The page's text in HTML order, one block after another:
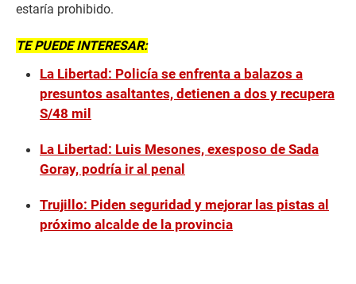
estaría prohibido.
TE PUEDE INTERESAR:
La Libertad: Policía se enfrenta a balazos a
presuntos asaltantes, detienen a dos y recupera
S/48 mil
La Libertad: Luis Mesones, exesposo de Sada
Goray, podría ir al penal
Trujillo: Piden seguridad y mejorar las pistas al
próximo alcalde de la provincia